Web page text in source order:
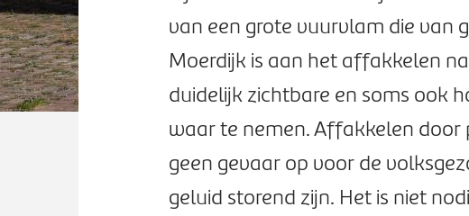
van een grote vuurvlam die van
Moerdijk is aan het affakkelen
duidelijk zichtbare en soms ook
waar te nemen. Affakkelen
geen gevaar op voor de
geluid storend zijn. Het is niet